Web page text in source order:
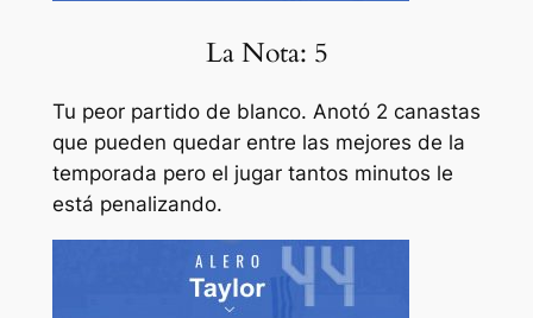
La Nota: 5
Tu peor partido de blanco. Anotó 2 canastas
que pueden quedar entre las mejores de la
temporada pero el jugar tantos minutos le
está penalizando.